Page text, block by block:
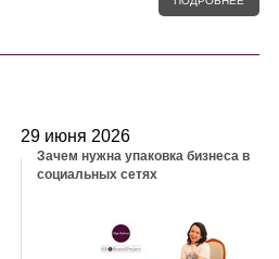
29 июня 2026
Зачем нужна упаковка бизнеса в
социальных сетях